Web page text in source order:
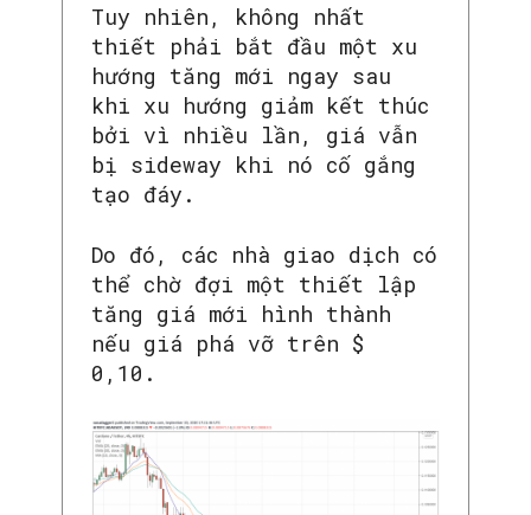
Tuy nhiên, không nhất
thiết phải bắt đầu một xu
hướng tăng mới ngay sau
khi xu hướng giảm kết thúc
bởi vì nhiều lần, giá vẫn
bị sideway khi nó cố gắng
tạo đáy.
Do đó, các nhà giao dịch có
thể chờ đợi một thiết lập
tăng giá mới hình thành
nếu giá phá vỡ trên $
0,10.